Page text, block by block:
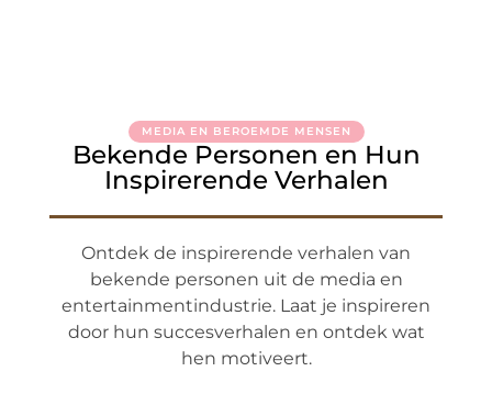
MEDIA EN BEROEMDE MENSEN
Bekende Personen en Hun
Inspirerende Verhalen
Ontdek de inspirerende verhalen van
bekende personen uit de media en
entertainmentindustrie. Laat je inspireren
door hun succesverhalen en ontdek wat
hen motiveert.